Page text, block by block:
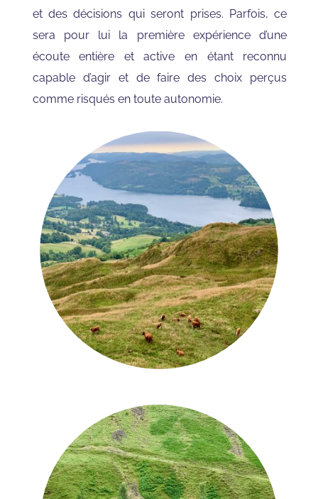
et des décisions qui seront prises. Parfois, ce
sera pour lui la première expérience d’une
écoute entière et active en étant reconnu
capable d’agir et de faire des choix perçus
comme risqués en toute autonomie.